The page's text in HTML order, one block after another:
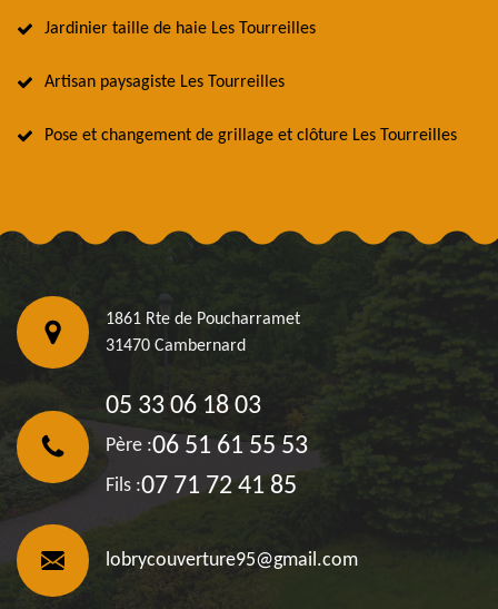
Jardinier taille de haie Les Tourreilles
Artisan paysagiste Les Tourreilles
Pose et changement de grillage et clôture Les Tourreilles
1861 Rte de Poucharramet
31470 Cambernard
05 33 06 18 03
Père :06 51 61 55 53
Fils :07 71 72 41 85
lobrycouverture95@gmail.com